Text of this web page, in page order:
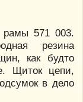
571 003.
резина
как будто
Щиток цепи,
в дело